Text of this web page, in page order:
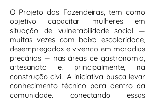
O Projeto das Fazendeiras, tem como
objetivo capacitar mulheres em
situação de vulnerabilidade social —
muitas vezes com baixa escolaridade,
desempregadas e vivendo em moradias
precárias — nas áreas de gastronomia,
artesanato e, principalmente, na
construção civil. A iniciativa busca levar
conhecimento técnico para dentro da
comunidade, conectando essas